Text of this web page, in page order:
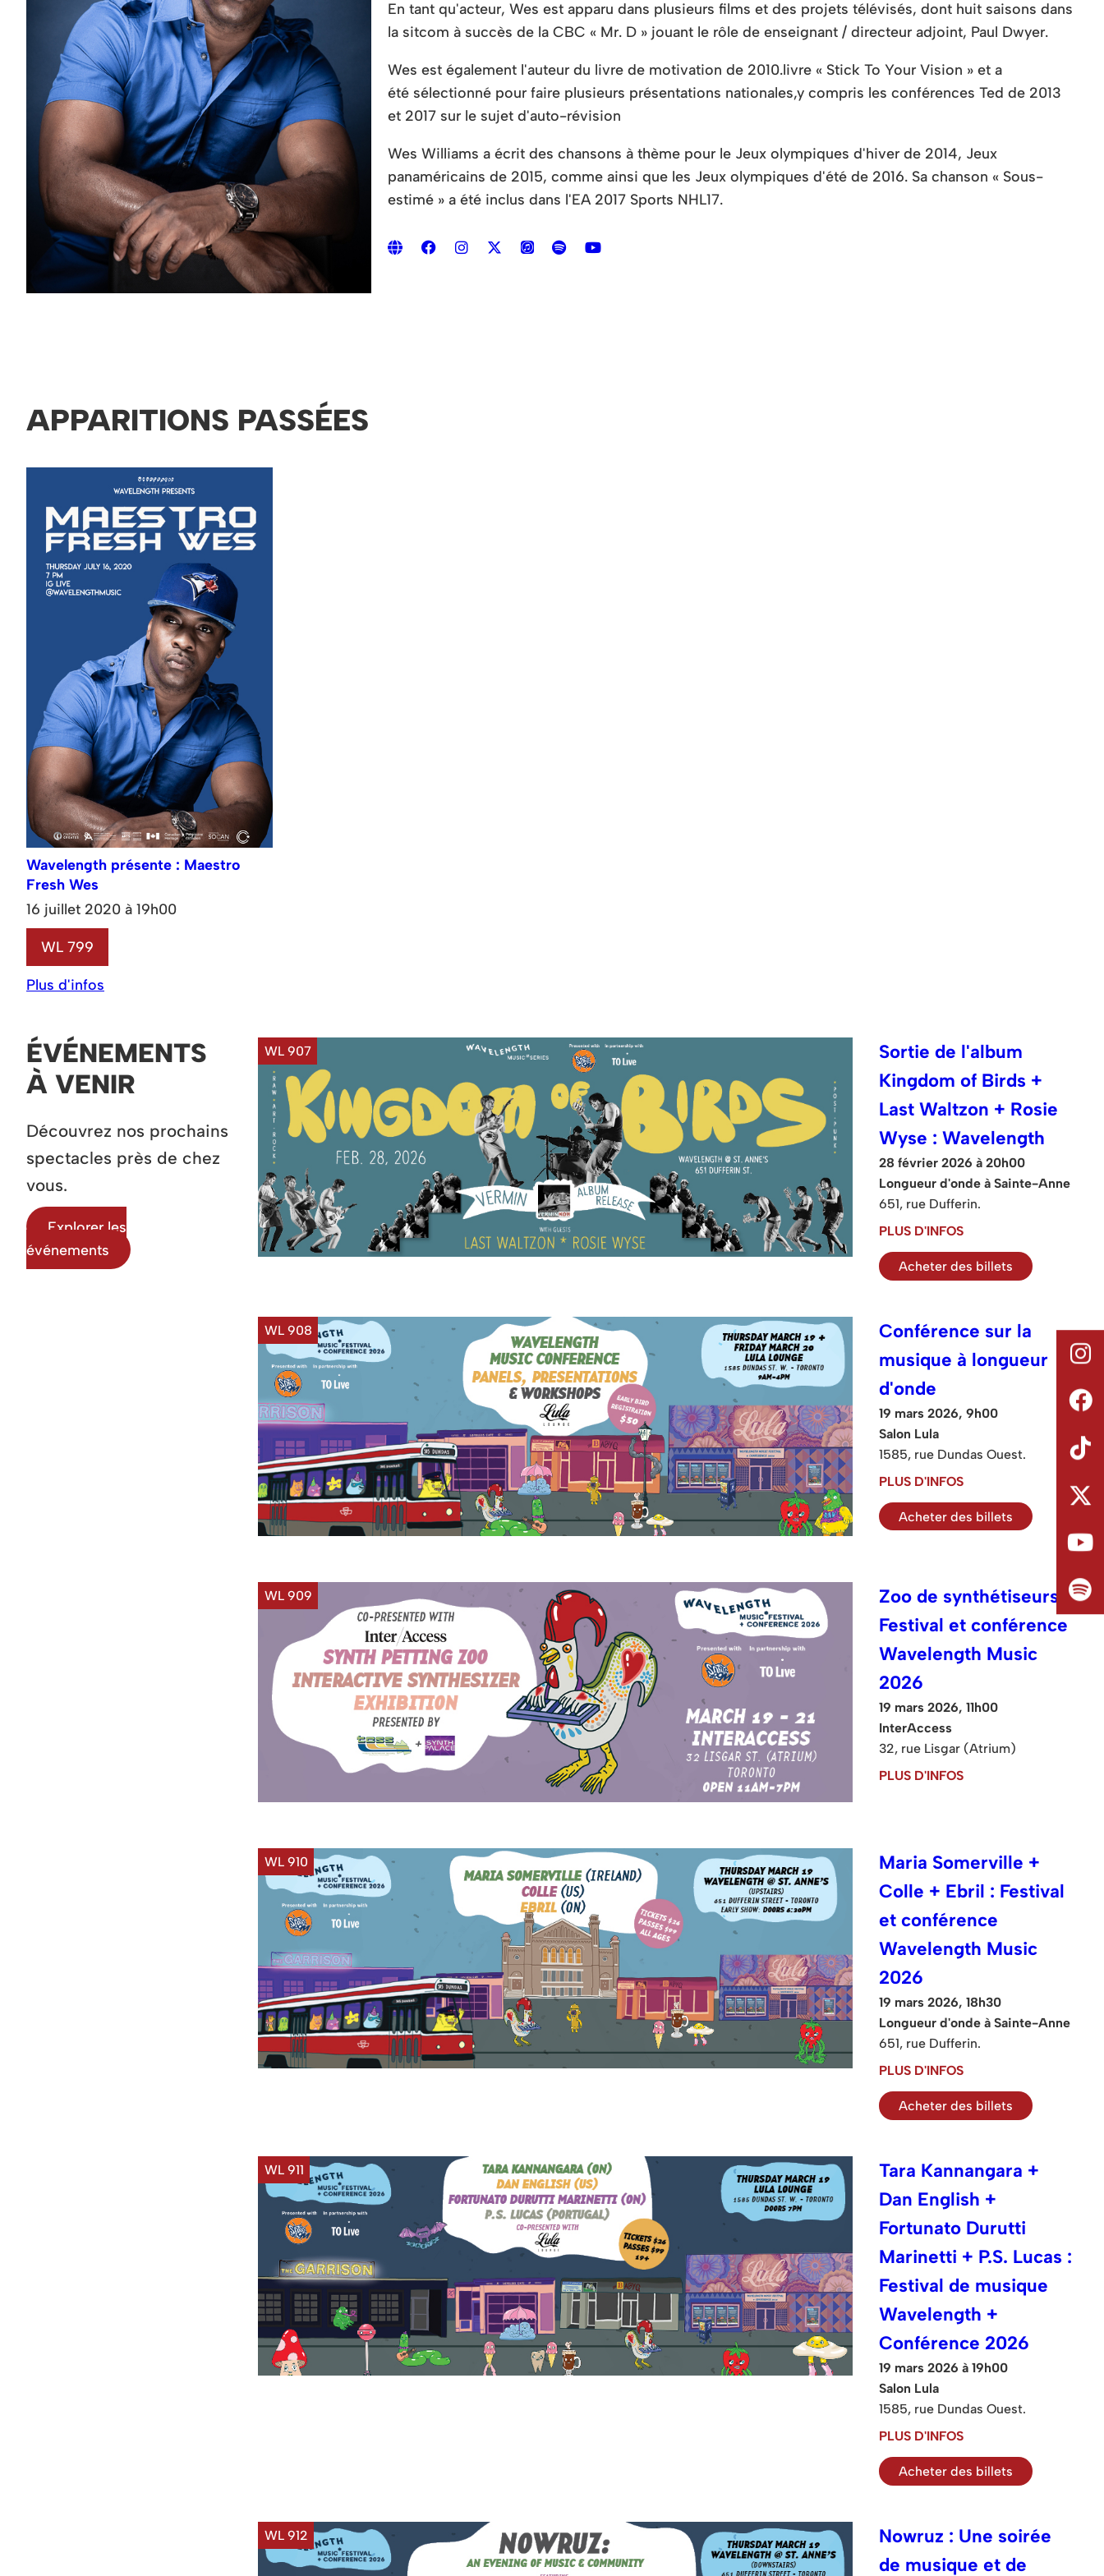
En tant qu'acteur, Wes est apparu dans plusieurs films et des projets télévisés, dont huit saisons dans
la sitcom à succès de la CBC « Mr. D » jouant le rôle de enseignant / directeur adjoint, Paul Dwyer.
Wes est également l'auteur du livre de motivation de 2010.livre « Stick To Your Vision » et a
été sélectionné pour faire plusieurs présentations nationales,y compris les conférences Ted de 2013
et 2017 sur le sujet d'auto-révision
Wes Williams a écrit des chansons à thème pour le Jeux olympiques d'hiver de 2014, Jeux
panaméricains de 2015, comme ainsi que les Jeux olympiques d'été de 2016. Sa chanson « Sous-
estimé » a été inclus dans l'EA 2017 Sports NHL17.
APPARITIONS PASSÉES
Wavelength présente : Maestro
Fresh Wes
16 juillet 2020 à 19h00
WL 799
Plus d'infos
ÉVÉNEMENTS
À VENIR
Découvrez nos prochains
spectacles près de chez
vous.
Explorer les
événements
WL 907
Sortie de l'album
Kingdom of Birds +
Last Waltzon + Rosie
Wyse : Wavelength
28 février 2026 à 20h00
Longueur d'onde à Sainte-Anne
651, rue Dufferin.
PLUS D'INFOS
Acheter des billets
WL 908
Conférence sur la
musique à longueur
d'onde
19 mars 2026, 9h00
Salon Lula
1585, rue Dundas Ouest.
PLUS D'INFOS
Acheter des billets
WL 909
Zoo de synthétiseurs :
Festival et conférence
Wavelength Music
2026
19 mars 2026, 11h00
InterAccess
32, rue Lisgar (Atrium)
PLUS D'INFOS
WL 910
Maria Somerville +
Colle + Ebril : Festival
et conférence
Wavelength Music
2026
19 mars 2026, 18h30
Longueur d'onde à Sainte-Anne
651, rue Dufferin.
PLUS D'INFOS
Acheter des billets
WL 911
Tara Kannangara +
Dan English +
Fortunato Durutti
Marinetti + P.S. Lucas :
Festival de musique
Wavelength +
Conférence 2026
19 mars 2026 à 19h00
Salon Lula
1585, rue Dundas Ouest.
PLUS D'INFOS
Acheter des billets
WL 912
Nowruz : Une soirée
de musique et de